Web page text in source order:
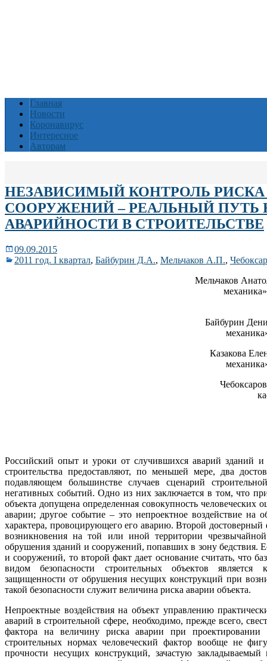
Главная
Новости
Коронавирус
Интересное
Авторам
НЕЗАВИСИМЫЙ КОНТРОЛЬ РИСКА
СООРУЖЕНИЙ – РЕАЛЬНЫЙ
АВАРИЙНОСТИ В СТРОИТЕЛЬСТВЕ
09.09.2015
2011 год. I квартал, Байбурин Д.А., Мельчаков А.П.,
Мельчаков
Байбурин
Казакова
Российский опыт и уроки от случившихся аварий зданий
строительства предоставляют, по меньшей мере, два
подавляющем большинстве случаев сценарий
негативных событий. Одно из них заключается в том, что
объекта допущена определенная совокупность
аварии; другое событие – это непроектное воздействие на
характера, провоцирующего его аварию. Второй достоверный
возникновения на той или иной территории
обрушения зданий и сооружений, попавших в зону бедствия.
и сооружений, то второй факт дает основание считать, что
видом безопасности строительных объектов является
защищенности от обрушения несущих конструкций при
такой безопасности служит величина риска аварии объекта.
Непроектные воздействия на объект управлению
аварий в строительной сфере, необходимо, прежде всего,
фактора на величину риска аварии при
строительных нормах человеческий фактор вообще не
прочности несущих конструкций, зачастую